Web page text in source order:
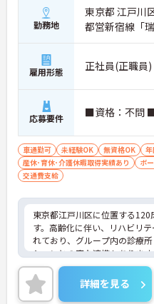
勤務地
東京都 江戸川
都営新宿線「
雇用形態 正社員(正職員)
応募要件 ■資格：不問
車通勤可 未経験OK 無資格OK
産休･育休･介護休暇取得実績あり
ボ
交通費支給
東京都江戸川区に位置する120
す。高齢化に伴い、リハビリ
れており、グループ内の診療
ションとの密な連携もありま
として病棟での業務をお任せ
格や経験が無い方もチャレン
る環境ですので安心して業務
詳細を見る